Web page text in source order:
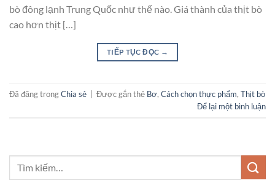
bò đông lạnh Trung Quốc như thế nào. Giá thành của thịt bò
cao hơn thịt […]
TIẾP TỤC ĐỌC →
Đã đăng trongChia sẻ Được gắn thẻ Bơ, Cách chọn thực phẩm, Thịt bò
Để lại một bình luận